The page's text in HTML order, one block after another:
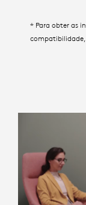
* Para obter as